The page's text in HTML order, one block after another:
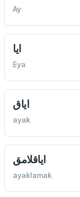
Ay
ايا
Eya
اياق
ayak
اياقلامق
ayaklamak